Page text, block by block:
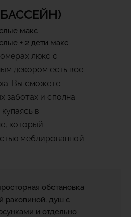
макс
+ 2 дети макс
люкс с
декором есть все
Вы сможете
заботах и сполна
в
который
меблированной
обстановка
раковиной, душ с
и отдельно